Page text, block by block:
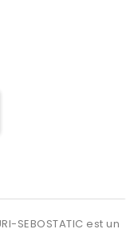
SEBOSTATIC est un